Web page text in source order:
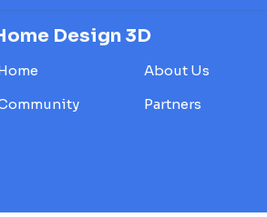
Design 3D
About Us
Partners